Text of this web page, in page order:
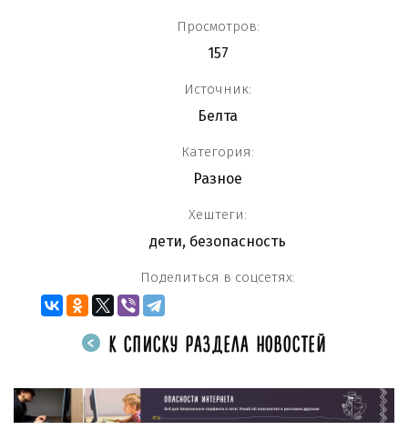
Просмотров:
157
Источник:
Белта
Категория:
Разное
Хештеги:
дети, безопасность
Поделиться в соцсетях:
К СПИСКУ РАЗДЕЛА НОВОСТЕЙ